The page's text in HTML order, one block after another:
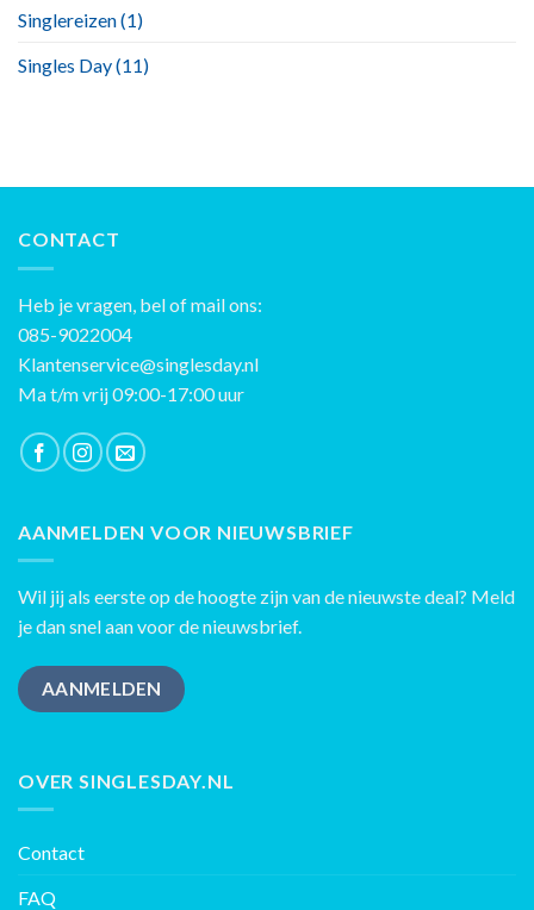
Singlereizen(1)
Singles Day(11)
CONTACT
Heb je vragen, bel of mail ons:
085-9022004
Klantenservice@singlesday.nl
Ma t/m vrij 09:00-17:00 uur
AANMELDEN VOOR NIEUWSBRIEF
Wil jij als eerste op de hoogte zijn van de nieuwste deal? Meld
je dan snel aan voor de nieuwsbrief.
AANMELDEN
OVER SINGLESDAY.NL
Contact
FAQ